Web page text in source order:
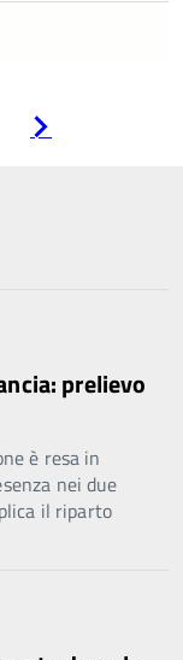
prelievo
è resa in
nei due
il riparto